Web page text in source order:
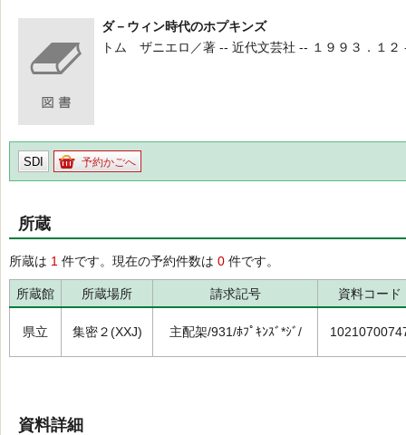
ダ－ウィン時代のホプキンズ
トム ザニエロ／著 -- 近代文芸社 -- １９９３．１２
SDI 予約かごへ
所蔵
所蔵は 1 件です。現在の予約件数は 0 件です。
所蔵館 所蔵場所 請求記号 資料コード
県立 集密２(XXJ) 主配架/931/ﾎﾌﾟｷﾝｽﾞ*ｼﾞ/
資料詳細